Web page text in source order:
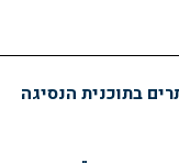
בתוכנית הנסיגה